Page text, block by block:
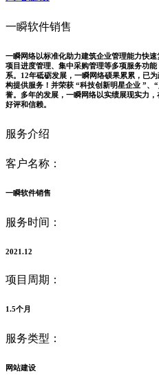
一瞬软件销售
一瞬网络以标准化助力建筑企业管理能力快
项目进度管理、集中采购管理等多项服务功
系。12年砥砺发展，一瞬网络硕果累累，已
构提供服务！并荣获 “科技创新明星企业 ”、
誉。多年的发展，一瞬网络以实绩展现实力
好评和信赖。
服务介绍
客户名称：
一瞬软件销售
服务时间：
2021.12
项目周期：
1.5个月
服务类型：
网站建设